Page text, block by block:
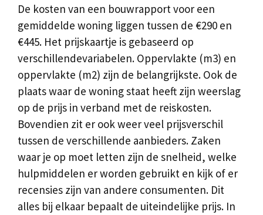
De kosten van een bouwrapport voor een
gemiddelde woning liggen tussen de €290 en
€445. Het prijskaartje is gebaseerd op
verschillendevariabelen. Oppervlakte (m3) en
oppervlakte (m2) zijn de belangrijkste. Ook de
plaats waar de woning staat heeft zijn weerslag
op de prijs in verband met de reiskosten.
Bovendien zit er ook weer veel prijsverschil
tussen de verschillende aanbieders. Zaken
waar je op moet letten zijn de snelheid, welke
hulpmiddelen er worden gebruikt en kijk of er
recensies zijn van andere consumenten. Dit
alles bij elkaar bepaalt de uiteindelijke prijs. In